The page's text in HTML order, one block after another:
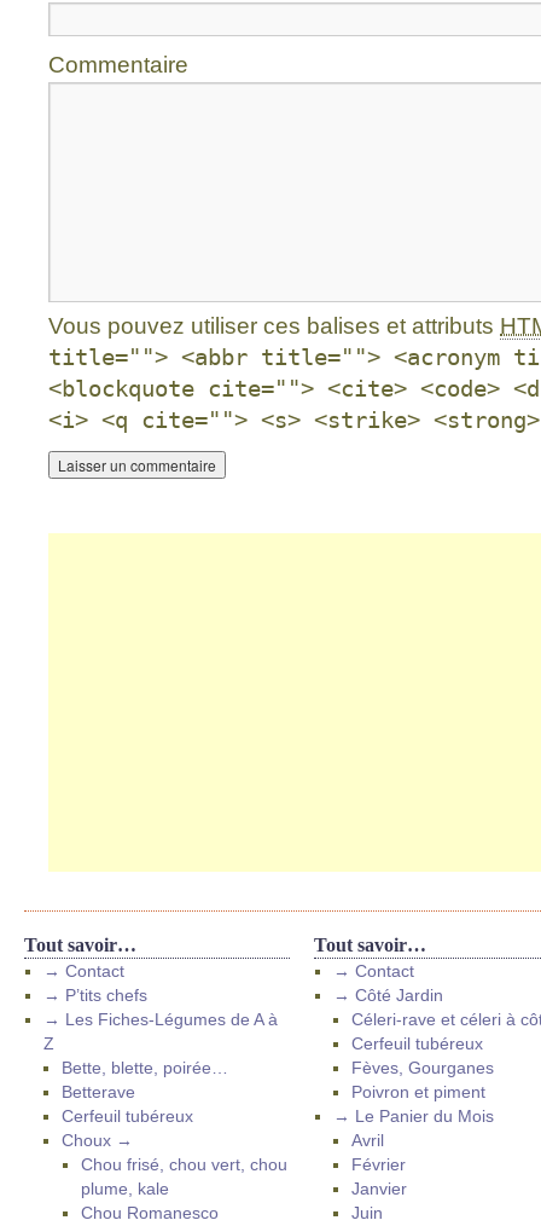
Commentaire
Vous pouvez utiliser ces balises et attributs
title=""> <abbr title=""> <acronym
<blockquote cite=""> <cite> <code>
<i> <q cite=""> <s> <strike> <strong>
Tout savoir…
→ Contact
→ P’tits chefs
→ Les Fiches-Légumes de A à
Z
Bette, blette, poirée…
Betterave
Cerfeuil tubéreux
Choux →
Chou frisé, chou vert, chou
plume, kale
Chou Romanesco
Tout savoir…
→ Contact
→ Côté Jardin
Céleri-rave et céleri à
Cerfeuil tubéreux
Fèves, Gourganes
Poivron et piment
→ Le Panier du Mois
Avril
Février
Janvier
Juin